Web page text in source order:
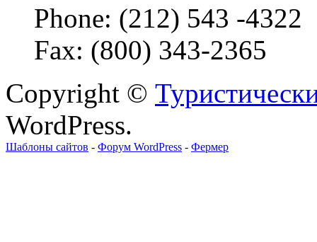
Phone: (212) 543 -4322
Fax: (800) 343-2365
Copyright ©
WordPress.
Шаблоны сайтов - Форум WordPress - Фермер